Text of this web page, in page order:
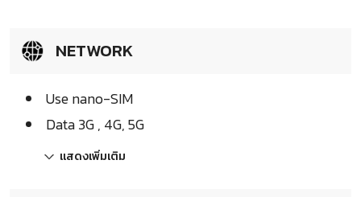
NETWORK
Use nano-SIM
Data 3G , 4G, 5G
แสดงเพิ่มเติม